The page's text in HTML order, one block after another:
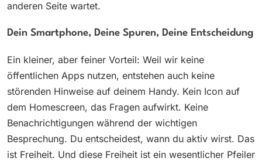
anderen Seite wartet.
Dein Smartphone, Deine Spuren, Deine Entscheidung
Ein kleiner, aber feiner Vorteil: Weil wir keine
öffentlichen Apps nutzen, entstehen auch keine
störenden Hinweise auf deinem Handy. Kein Icon auf
dem Homescreen, das Fragen aufwirkt. Keine
Benachrichtigungen während der wichtigen
Besprechung. Du entscheidest, wann du aktiv wirst. Das
ist Freiheit. Und diese Freiheit ist ein wesentlicher Pfeiler